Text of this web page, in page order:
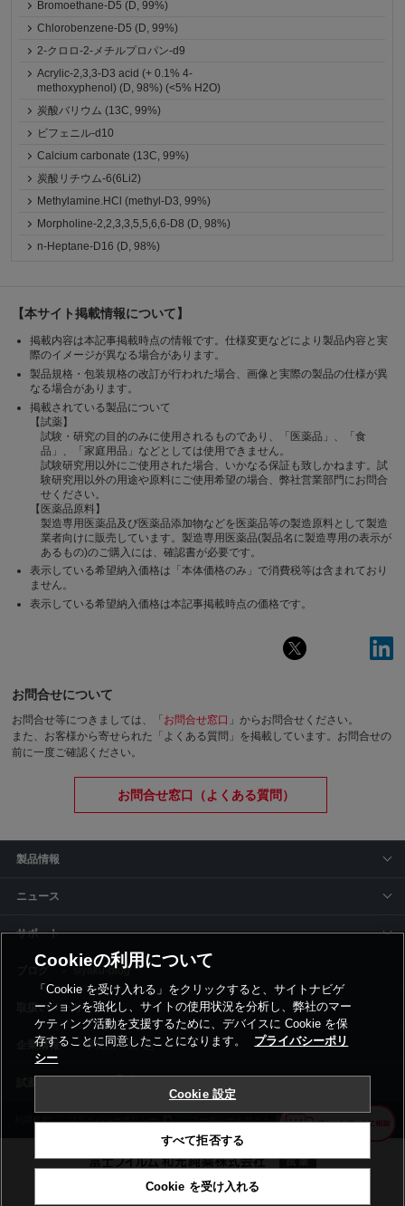
Bromoethane-D5 (D, 99%)
Chlorobenzene-D5 (D, 99%)
2-クロロ-2-メチルプロパン-d9
Acrylic-2,3,3-D3 acid (+ 0.1% 4-
methoxyphenol) (D, 98%) (<5% H2O)
炭酸バリウム (13C, 99%)
ビフェニル-d10
Calcium carbonate (13C, 99%)
炭酸リチウム-6(6Li2)
Methylamine.HCl (methyl-D3, 99%)
Morpholine-2,2,3,3,5,5,6,6-D8 (D, 98%)
n-Heptane-D16 (D, 98%)
【本サイト掲載情報について】
掲載内容は本記事掲載時点の情報です。仕様変更などにより製品内容と実
際のイメージが異なる場合があります。
製品規格・包装規格の改訂が行われた場合、画像と実際の製品の仕様が異
なる場合があります。
掲載されている製品について
【試薬】
試験・研究の目的のみに使用されるものであり、「医薬品」、「食
品」、「家庭用品」などとしては使用できません。
試験研究用以外にご使用された場合、いかなる保証も致しかねます。試
験研究用以外の用途や原料にご使用希望の場合、弊社営業部門にお問合
せください。
【医薬品原料】
製造専用医薬品及び医薬品添加物などを医薬品等の製造原料として製造
業者向けに販売しています。製造専用医薬品(製品名に製造専用の表示が
あるもの)のご購入には、確認書が必要です。
表示している希望納入価格は「本体価格のみ」で消費税等は含まれており
ません。
表示している希望納入価格は本記事掲載時点の価格です。
お問合せについて
お問合せ等につきましては、「 お問合せ窓口 」からお問合せください。
また、お客様から寄せられた「よくある質問」を掲載しています。お問合せの
前に一度ご確認ください。
お問合せ窓口（よくある質問）
製品情報
ニュース
サポート
siyaku-blog
取扱いメーカー
事業所一覧
利用規約 プライバシーポリシー コーポレートサイト Cookie設定
©富士フイルム和光純薬株式会社
Cookieの利用について
「Cookie を受け入れる」をクリックすると、サイトナビゲ
ーションを強化し、サイトの使用状況を分析し、弊社のマー
ケティング活動を支援するために、デバイスに Cookie を保
存することに同意したことになります。
プライバシーポリ
シー
Cookie 設定
すべて拒否する
Cookie を受け入れる